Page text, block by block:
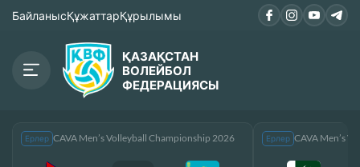
БайланысҚұжаттарҚұрылымы
ҚАЗАҚСТАН
ВОЛЕЙБОЛ
ФЕДЕРАЦИЯСЫ
Ерлер CAVA Men’s Volleyball Championship 2026 Ерлер CAVA Men’s